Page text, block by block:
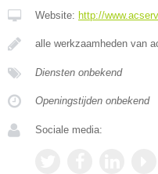
Website: http://
alle werkzaamheden van
Diensten onbekend
Openingstijden onbekend
Sociale media: